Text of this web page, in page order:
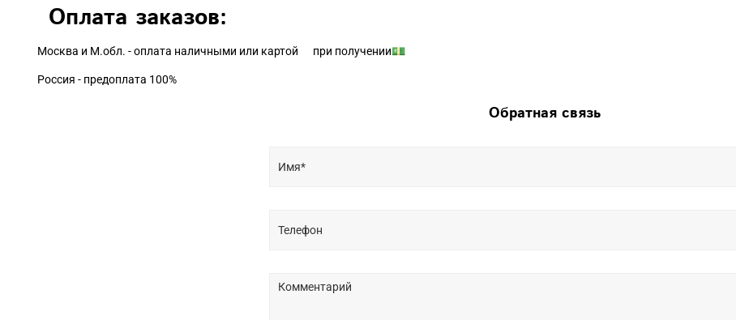
Оплата заказов:
Москва и М.обл. - оплата наличными или картой при получении💵
Россия - предоплата 100%
Обратная связь